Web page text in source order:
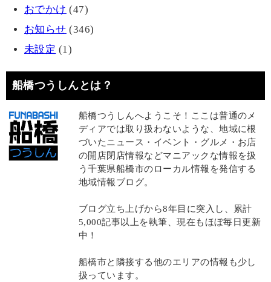
おでかけ (47)
お知らせ (346)
未設定 (1)
船橋つうしんとは？
船橋つうしんへようこそ！ここは普通のメ
ディアでは取り扱わないような、地域に根
づいたニュース・イベント・グルメ・お店
の開店閉店情報などマニアックな情報を扱
う千葉県船橋市のローカル情報を発信する
地域情報ブログ。
ブログ立ち上げから8年目に突入し、累計
5,000記事以上を執筆、現在もほぼ毎日更新
中！
船橋市と隣接する他のエリアの情報も少し
扱っています。